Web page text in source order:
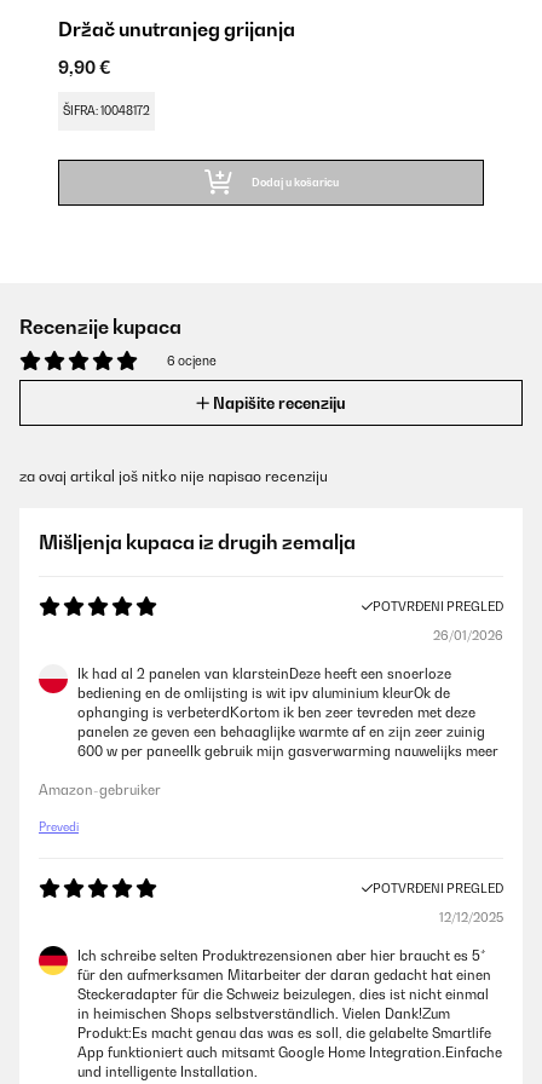
Držač unutranjeg grijanja
9,90 €
ŠIFRA: 10048172
Dodaj u košaricu
Recenzije kupaca
6 ocjene
Napišite recenziju
za ovaj artikal još nitko nije napisao recenziju
Mišljenja kupaca iz drugih zemalja
POTVRĐENI PREGLED
26/01/2026
Ik had al 2 panelen van klarsteinDeze heeft een snoerloze
bediening en de omlijsting is wit ipv aluminium kleurOk de
ophanging is verbeterdKortom ik ben zeer tevreden met deze
panelen ze geven een behaaglijke warmte af en zijn zeer zuinig
600 w per paneelIk gebruik mijn gasverwarming nauwelijks meer
Amazon-gebruiker
Prevedi
POTVRĐENI PREGLED
12/12/2025
Ich schreibe selten Produktrezensionen aber hier braucht es 5*
für den aufmerksamen Mitarbeiter der daran gedacht hat einen
Steckeradapter für die Schweiz beizulegen, dies ist nicht einmal
in heimischen Shops selbstverständlich. Vielen Dank!Zum
Produkt:Es macht genau das was es soll, die gelabelte Smartlife
App funktioniert auch mitsamt Google Home Integration.Einfache
und intelligente Installation.